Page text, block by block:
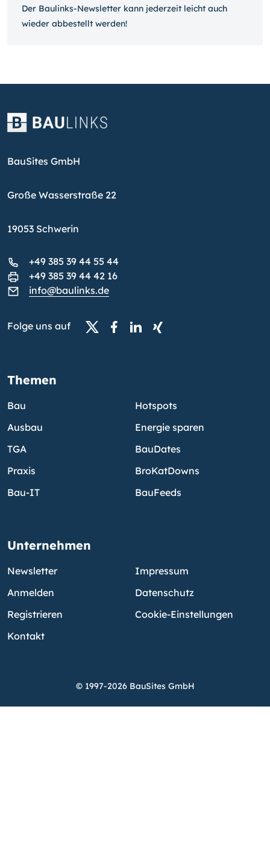
Der Baulinks-Newsletter kann jeder­zeit leicht auch
wieder ab­bestellt werden!
BauSites GmbH
Große Wasserstraße 22
19053 Schwerin
+49 385 39 44 55 44
+49 385 39 44 42 16
info@baulinks.de
Folge uns auf
Themen
Bau
Ausbau
TGA
Praxis
Bau-IT
Hotspots
Energie sparen
BauDates
BroKatDowns
BauFeeds
Unternehmen
Newsletter
Anmelden
Registrieren
Kontakt
Impressum
Datenschutz
Cookie-Einstellungen
© 1997-2026 BauSites GmbH